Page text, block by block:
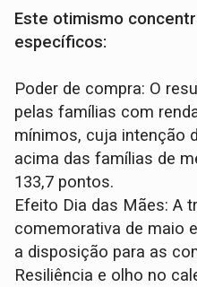
Este otimismo
específicos:
Poder de compra: O
pelas famílias com
mínimos, cuja intenção
acima das famílias de
133,7 pontos.
Efeito Dia das Mães: A
comemorativa de maio
a disposição para as
Resiliência e olho no